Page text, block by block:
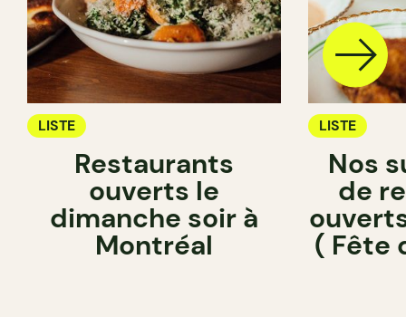
LISTE
Restaurants
ouverts le
dimanche soir à
Montréal
LISTE
Nos
de
( Fête